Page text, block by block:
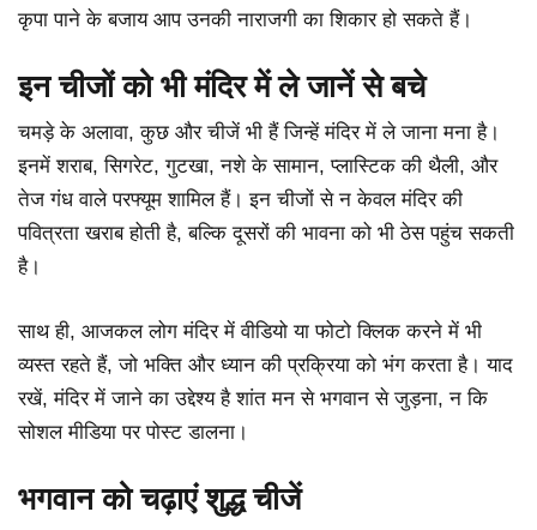
कृपा पाने के बजाय आप उनकी नाराजगी का शिकार हो सकते हैं।
इन चीजों को भी मंदिर में ले जानें से बचे
चमड़े के अलावा, कुछ और चीजें भी हैं जिन्हें मंदिर में ले जाना मना है।
इनमें शराब, सिगरेट, गुटखा, नशे के सामान, प्लास्टिक की थैली, और
तेज गंध वाले परफ्यूम शामिल हैं। इन चीजों से न केवल मंदिर की
पवित्रता खराब होती है, बल्कि दूसरों की भावना को भी ठेस पहुंच सकती
है।
साथ ही, आजकल लोग मंदिर में वीडियो या फोटो क्लिक करने में भी
व्यस्त रहते हैं, जो भक्ति और ध्यान की प्रक्रिया को भंग करता है। याद
रखें, मंदिर में जाने का उद्देश्य है शांत मन से भगवान से जुड़ना, न कि
सोशल मीडिया पर पोस्ट डालना।
भगवान को चढ़ाएं शुद्ध चीजें